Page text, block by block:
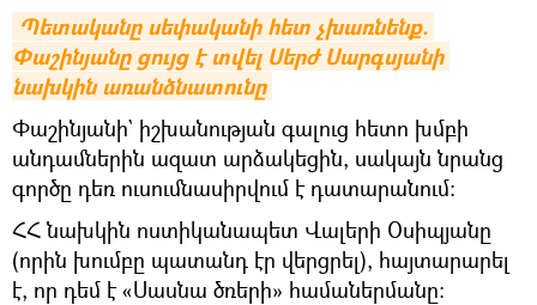
Պետականը սեփականի հետ չխառնենք.
Փաշինյանը ցույց է տվել Սերժ Սարգսյանի
նախկին առանձնատունը
Փաշինյանի` իշխանության գալուց հետո խմբի
անդամներին ազատ արձակեցին, սակայն նրանց
գործը դեռ ուսումնասիրվում է դատարանում։
ՀՀ նախկին ոստիկանապետ Վալերի Օսիպյանը
(որին խումբը պատանդ էր վերցրել), հայտարարել
է, որ դեմ է «Սասնա ծռերի» համաներմանը։